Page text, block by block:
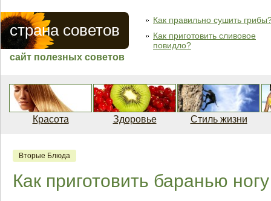
страна советов
сайт полезных советов
Как правильно сушить
Как приготовить сливовое
повидло?
Красота Здоровье Стиль жизни
Вторые Блюда
Как приготовить баранью